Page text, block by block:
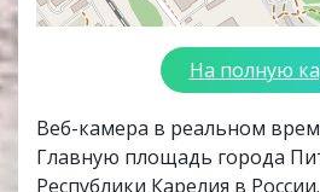
На полную
Веб-камера в реальном
Главную площадь города
Республики Карелия в России.